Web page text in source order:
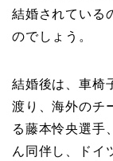
結婚されている
のでしょう。
結婚後は、車椅
渡り、海外のチ
る藤本怜央選手
ん同伴し、ドイ